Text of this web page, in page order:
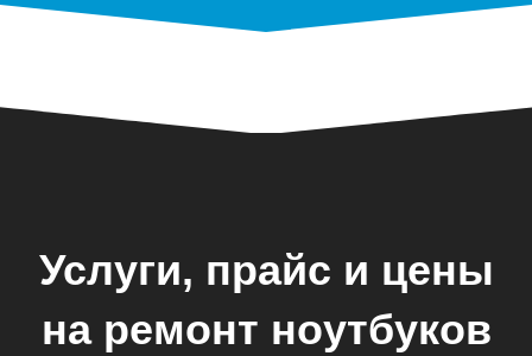
Услуги, прайс и цены
на ремонт ноутбуков